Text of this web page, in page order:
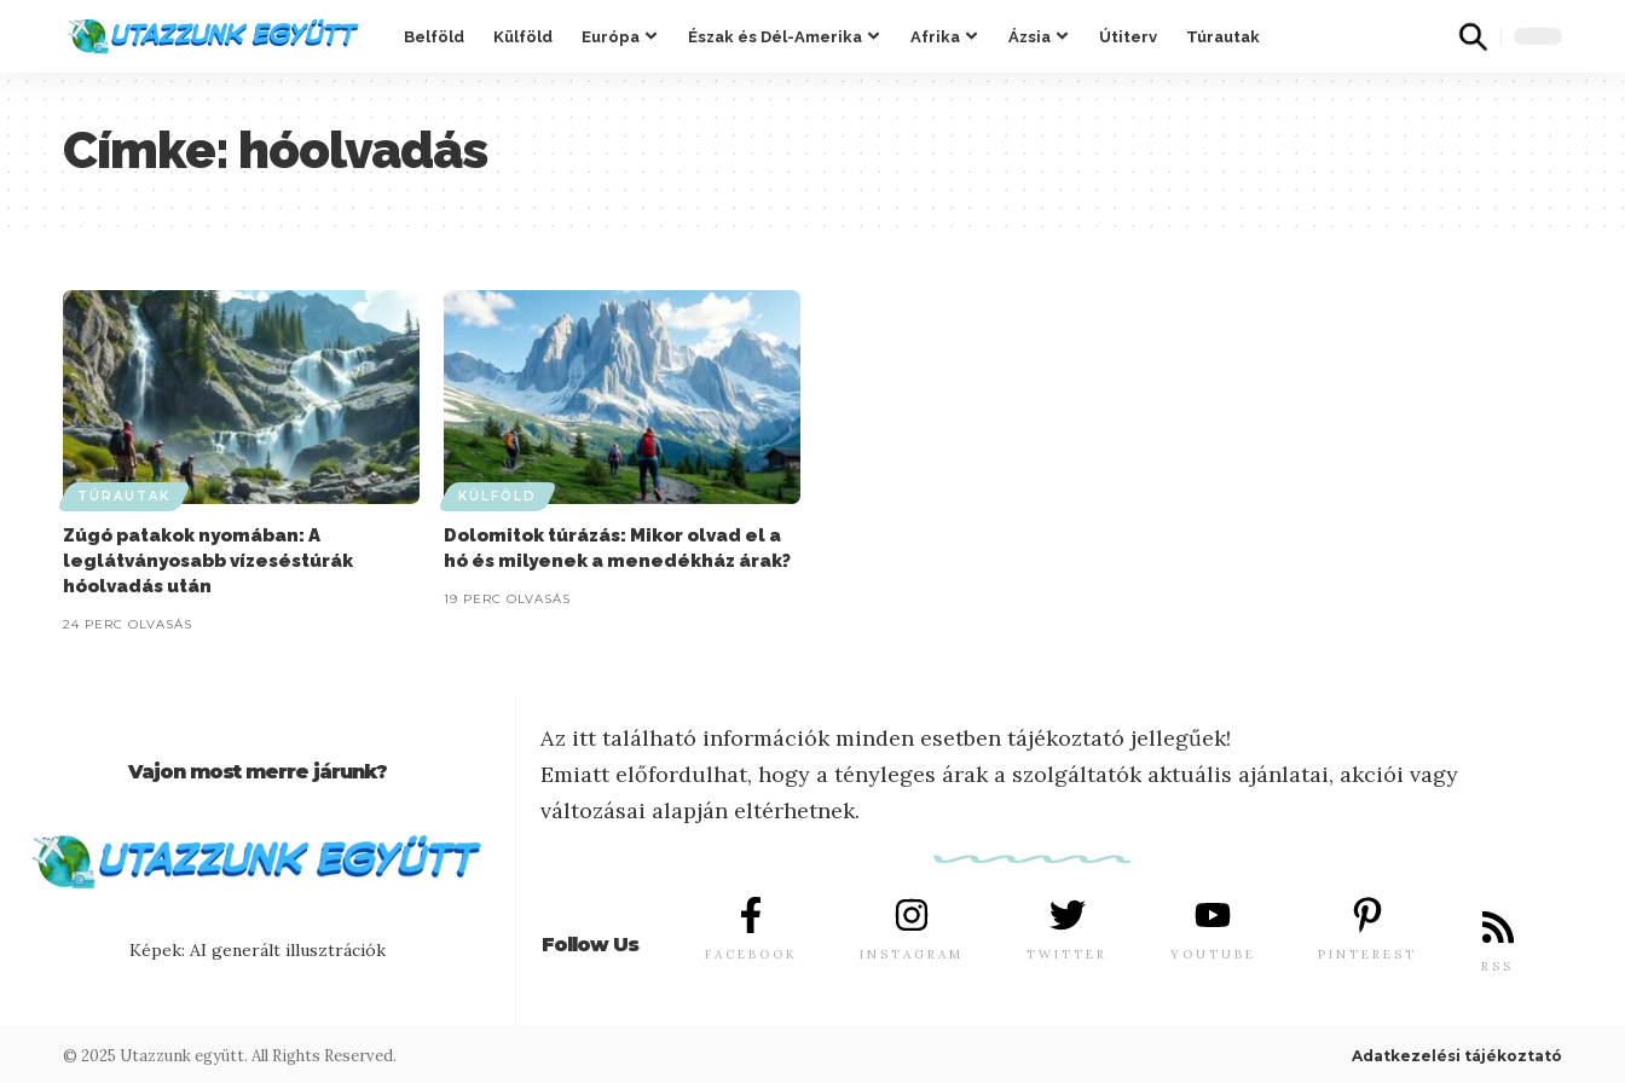
Belföld Külföld Európa Észak és Dél-Amerika Afrika Ázsia Útiterv Túrautak
Címke: hóolvadás
TÚRAUTAK
Zúgó patakok nyomában: A
leglátványosabb vízeséstúrák
hóolvadás után
24 PERC OLVASÁS
KÜLFÖLD
Dolomitok túrázás: Mikor olvad el a
hó és milyenek a menedékház árak?
19 PERC OLVASÁS
Vajon most merre járunk?
Képek: AI generált illusztrációk
Az itt található információk minden esetben tájékoztató jellegűek!
Emiatt előfordulhat, hogy a tényleges árak a szolgáltatók aktuális ajánlatai, akciói vagy
változásai alapján eltérhetnek.
Follow Us FACEBOOK INSTAGRAM TWITTER YOUTUBE PINTEREST
RSS
© 2025 Utazzunk együtt. All Rights Reserved. Adatkezelési tájékoztató